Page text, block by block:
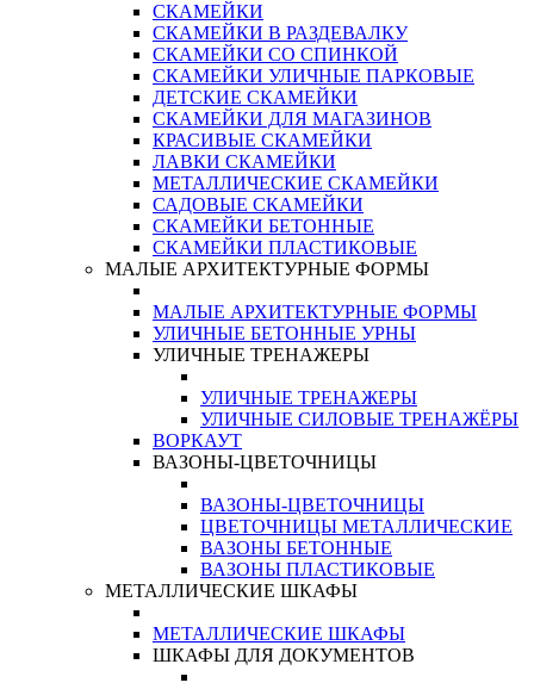
СКАМЕЙКИ
СКАМЕЙКИ В РАЗДЕВАЛКУ
СКАМЕЙКИ СО СПИНКОЙ
СКАМЕЙКИ УЛИЧНЫЕ ПАРКОВЫЕ
ДЕТСКИЕ СКАМЕЙКИ
СКАМЕЙКИ ДЛЯ МАГАЗИНОВ
КРАСИВЫЕ СКАМЕЙКИ
ЛАВКИ СКАМЕЙКИ
МЕТАЛЛИЧЕСКИЕ СКАМЕЙКИ
САДОВЫЕ СКАМЕЙКИ
СКАМЕЙКИ БЕТОННЫЕ
СКАМЕЙКИ ПЛАСТИКОВЫЕ
МАЛЫЕ АРХИТЕКТУРНЫЕ ФОРМЫ
МАЛЫЕ АРХИТЕКТУРНЫЕ ФОРМЫ
УЛИЧНЫЕ БЕТОННЫЕ УРНЫ
УЛИЧНЫЕ ТРЕНАЖЕРЫ
УЛИЧНЫЕ ТРЕНАЖЕРЫ
УЛИЧНЫЕ СИЛОВЫЕ ТРЕНАЖЁРЫ
ВОРКАУТ
ВАЗОНЫ-ЦВЕТОЧНИЦЫ
ВАЗОНЫ-ЦВЕТОЧНИЦЫ
ЦВЕТОЧНИЦЫ МЕТАЛЛИЧЕСКИЕ
ВАЗОНЫ БЕТОННЫЕ
ВАЗОНЫ ПЛАСТИКОВЫЕ
МЕТАЛЛИЧЕСКИЕ ШКАФЫ
МЕТАЛЛИЧЕСКИЕ ШКАФЫ
ШКАФЫ ДЛЯ ДОКУМЕНТОВ